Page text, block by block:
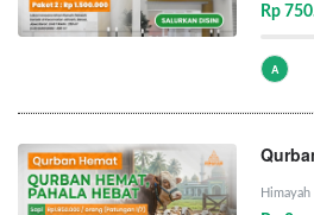
Rp
A